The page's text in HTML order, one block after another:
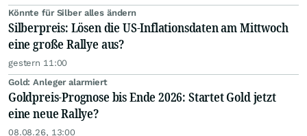
Könnte für Silber alles ändern
Silberpreis: Lösen die US-Inflationsdaten am Mittwoch
eine große Rallye aus?
gestern 11:00
Gold: Anleger alarmiert
Goldpreis-Prognose bis Ende 2026: Startet Gold jetzt
eine neue Rallye?
08.08.26, 13:00